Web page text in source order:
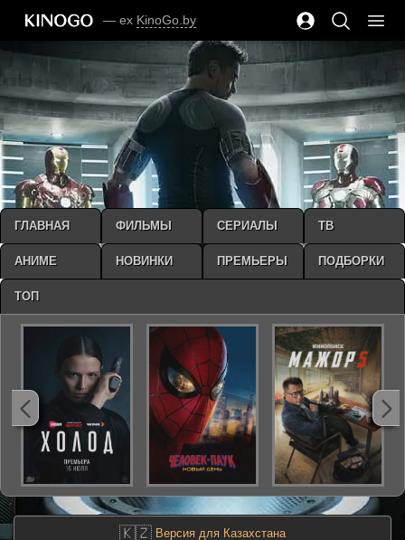
— ex KinoGo.by
🇰🇿 Версия для Казахстана
ГЛАВНАЯ ФИЛЬМЫ СЕРИАЛЫ ТВ
АНИМЕ НОВИНКИ ПРЕМЬЕРЫ ПОДБОРКИ
ТОП